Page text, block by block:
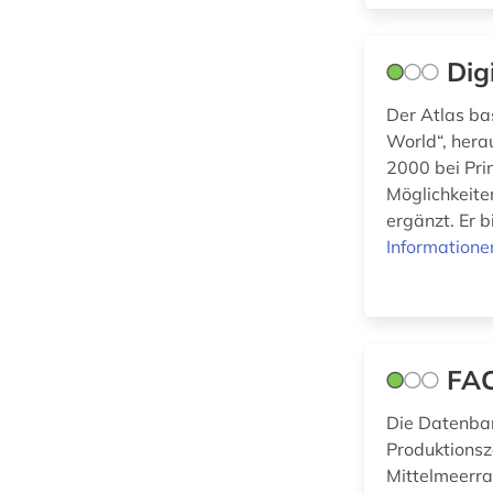
Der Atlas
World“,
2000 bei
ergänzt. Er
Die